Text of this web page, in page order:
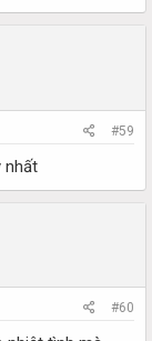
#59
nhất
#60